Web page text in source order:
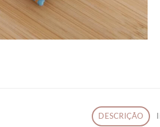
DESCRIÇÃO